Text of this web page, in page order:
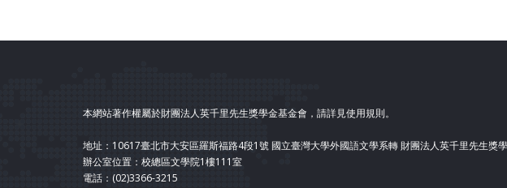
本網站著作權屬於財團法人英千里先生獎學金基金會，請詳見使用規則。
地址：10617臺北市大安區羅斯福路4段1號 國立臺灣大學外國語文學系轉 財團法人英千里先生獎
辦公室位置：校總區文學院1樓111室
電話：(02)3366-3215